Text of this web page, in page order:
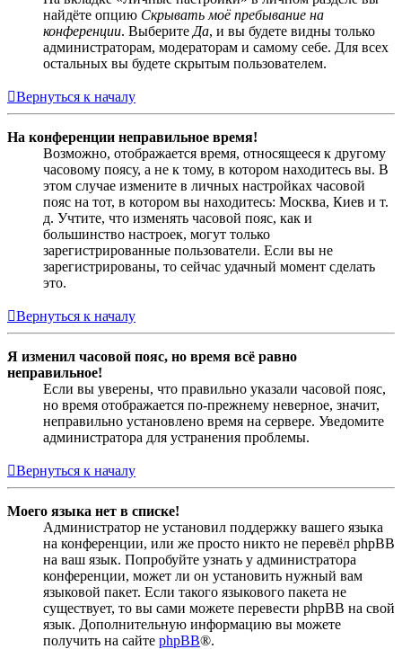
найдёте опцию Скрывать моё пребывание на
конференции. Выберите Да, и вы будете видны только
администраторам, модераторам и самому себе. Для всех
остальных вы будете скрытым пользователем.
Вернуться к началу
На конференции неправильное время!
Возможно, отображается время, относящееся к другому
часовому поясу, а не к тому, в котором находитесь вы. В
этом случае измените в личных настройках часовой
пояс на тот, в котором вы находитесь: Москва, Киев и т.
д. Учтите, что изменять часовой пояс, как и
большинство настроек, могут только
зарегистрированные пользователи. Если вы не
зарегистрированы, то сейчас удачный момент сделать
это.
Вернуться к началу
Я изменил часовой пояс, но время всё равно
неправильное!
Если вы уверены, что правильно указали часовой пояс,
но время отображается по-прежнему неверное, значит,
неправильно установлено время на сервере. Уведомите
администратора для устранения проблемы.
Вернуться к началу
Моего языка нет в списке!
Администратор не установил поддержку вашего языка
на конференции, или же просто никто не перевёл phpBB
на ваш язык. Попробуйте узнать у администратора
конференции, может ли он установить нужный вам
языковой пакет. Если такого языкового пакета не
существует, то вы сами можете перевести phpBB на свой
язык. Дополнительную информацию вы можете
получить на сайте phpBB®.